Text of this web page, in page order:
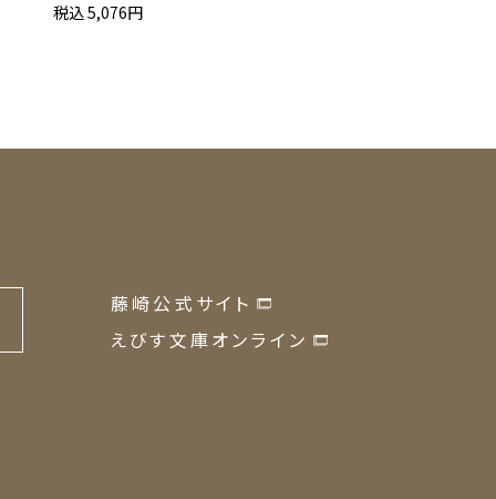
税込 5,076円
藤崎公式サイト
えびす文庫オンライン